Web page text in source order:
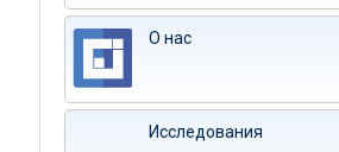
О нас
Исследования